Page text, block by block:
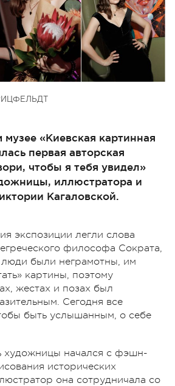
«Киевская картинная
первая авторская
чтобы я тебя увидел»
иллюстратора и
Кагаловской.
экспозиции легли слова
философа Сократа,
люди были неграмотны, им
картины, поэтому
жестах и позах был
Сегодня все
быть услышанным, о себе
художницы начался с фэшн-
исторических
она сотрудничала со